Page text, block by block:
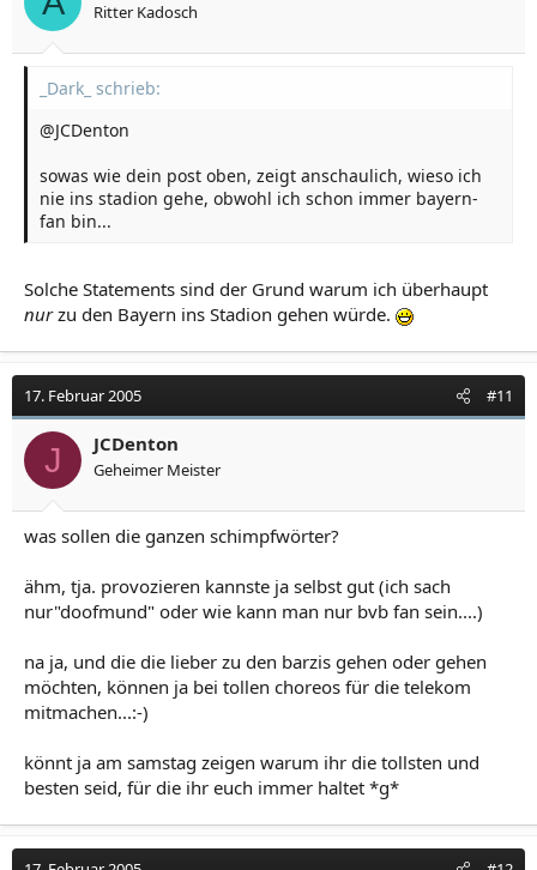
Ritter Kadosch
_Dark_ schrieb:
@JCDenton
sowas wie dein post oben, zeigt anschaulich, wieso ich
nie ins stadion gehe, obwohl ich schon immer bayern-
fan bin...
Solche Statements sind der Grund warum ich überhaupt
nurzu den Bayern ins Stadion gehen würde.
17. Februar 2005 #11
J JCDenton
Geheimer Meister
was sollen die ganzen schimpfwörter?
ähm, tja. provozieren kannste ja selbst gut (ich sach
nur"doofmund" oder wie kann man nur bvb fan sein....)
na ja, und die die lieber zu den barzis gehen oder gehen
möchten, können ja bei tollen choreos für die telekom
mitmachen...:-)
könnt ja am samstag zeigen warum ihr die tollsten und
besten seid, für die ihr euch immer haltet *g*